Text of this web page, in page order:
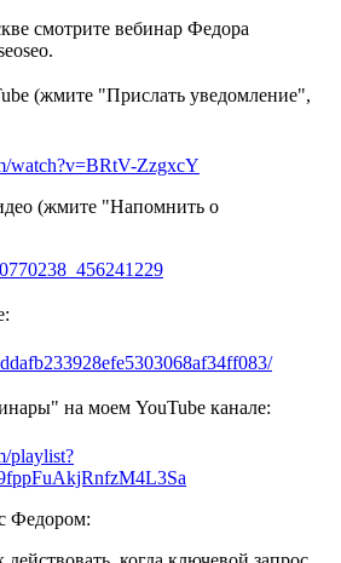
смотрите вебинар Федора
(жмите "Прислать уведомление",
watch?v=BRtV-ZzgxcY
(жмите "Напомнить о
на моем YouTube канале:
playlist?
Федором: